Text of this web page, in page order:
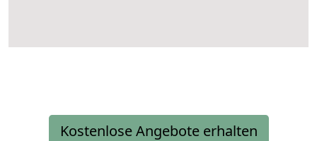
Kostenlose Angebote erhalten